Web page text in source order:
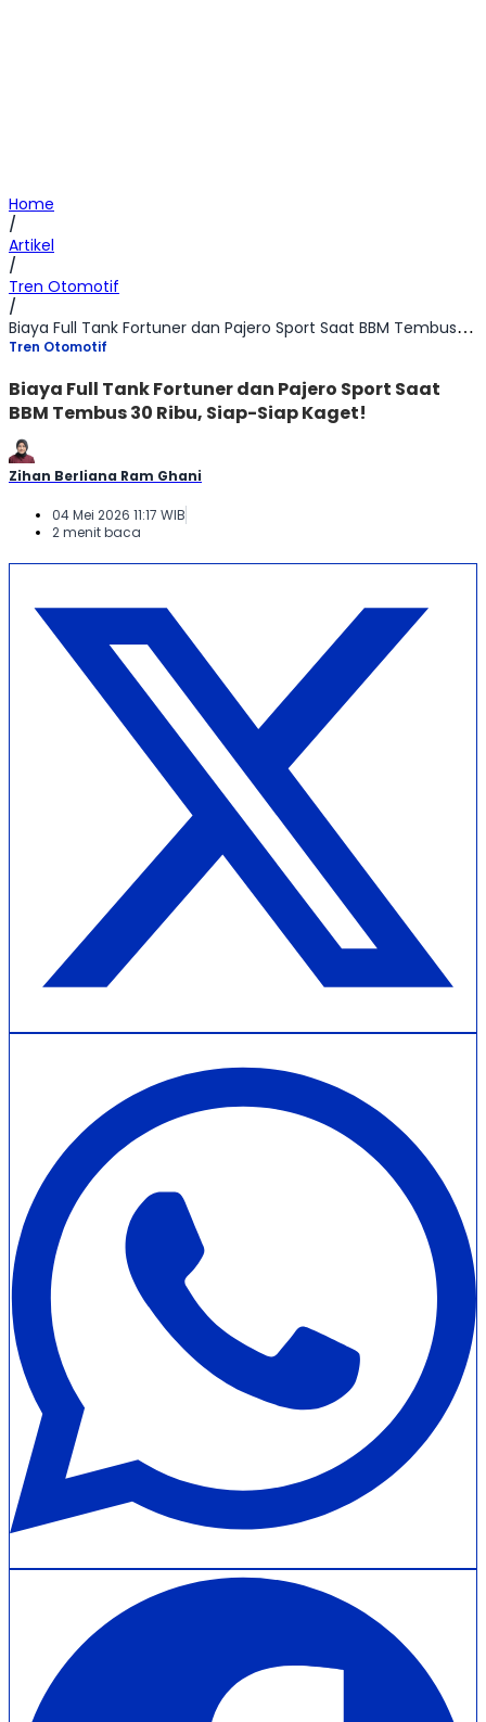
Home
/
Artikel
/
Tren Otomotif
/
Biaya Full Tank Fortuner dan Pajero Sport Saat BBM Tembus 30 Ribu, Siap-Siap Kaget!
Tren Otomotif
Biaya Full Tank Fortuner dan Pajero Sport Saat
BBM Tembus 30 Ribu, Siap-Siap Kaget!
Zihan Berliana Ram Ghani
04 Mei 2026 11:17 WIB
2 menit baca